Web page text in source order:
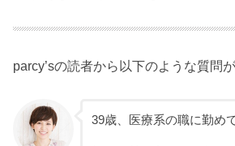
parcy’sの読者から以下のような質問が
39歳、医療系の職に勤め